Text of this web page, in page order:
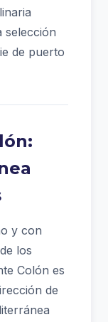
selección
de puerto
y con
los
Colón es
de